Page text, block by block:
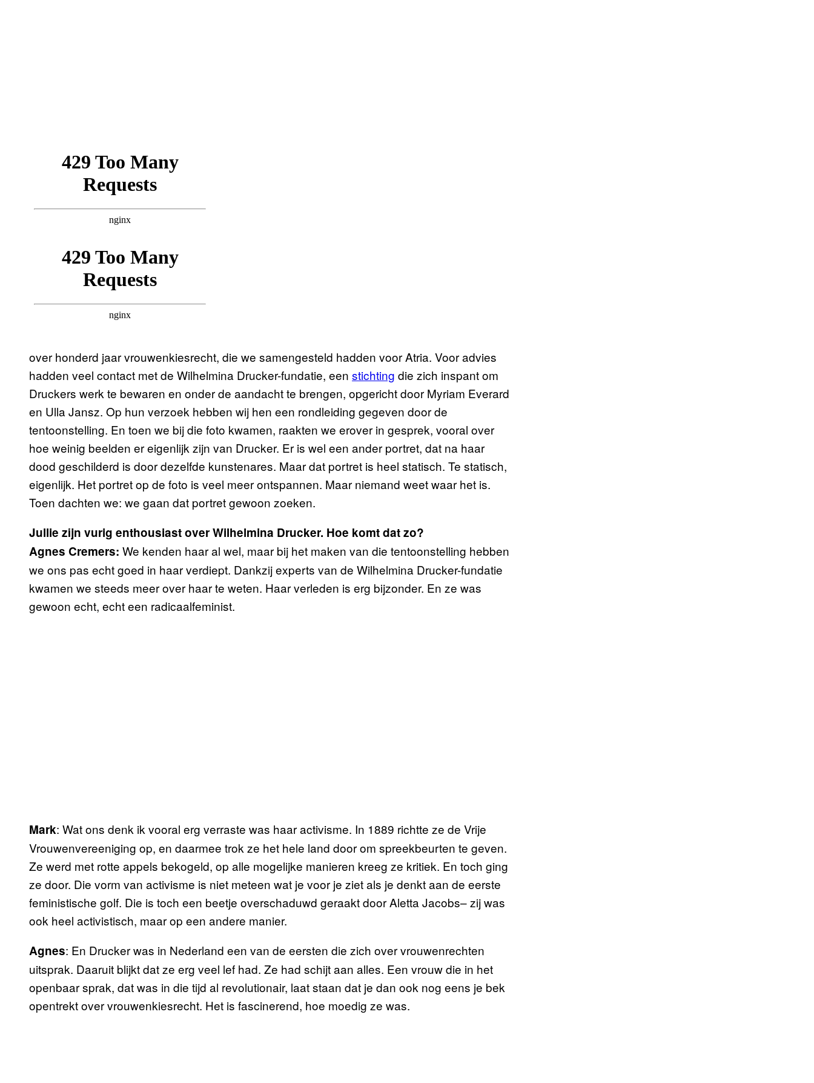
over honderd jaar vrouwenkiesrecht, die we samengesteld hadden voor Atria. Voor advies
hadden veel contact met de Wilhelmina Drucker-fundatie, een stichting die zich inspant om
Druckers werk te bewaren en onder de aandacht te brengen, opgericht door Myriam Everard
en Ulla Jansz. Op hun verzoek hebben wij hen een rondleiding gegeven door de
tentoonstelling. En toen we bij die foto kwamen, raakten we erover in gesprek, vooral over
hoe weinig beelden er eigenlijk zijn van Drucker. Er is wel een ander portret, dat na haar
dood geschilderd is door dezelfde kunstenares. Maar dat portret is heel statisch. Te statisch,
eigenlijk. Het portret op de foto is veel meer ontspannen. Maar niemand weet waar het is.
Toen dachten we: we gaan dat portret gewoon zoeken.
Jullie zijn vurig enthousiast over Wilhelmina Drucker. Hoe komt dat zo?
Agnes Cremers: We kenden haar al wel, maar bij het maken van die tentoonstelling hebben
we ons pas echt goed in haar verdiept. Dankzij experts van de Wilhelmina Drucker-fundatie
kwamen we steeds meer over haar te weten. Haar verleden is erg bijzonder. En ze was
gewoon echt, echt een radicaalfeminist.
Mark: Wat ons denk ik vooral erg verraste was haar activisme. In 1889 richtte ze de Vrije
Vrouwenvereeniging op, en daarmee trok ze het hele land door om spreekbeurten te geven.
Ze werd met rotte appels bekogeld, op alle mogelijke manieren kreeg ze kritiek. En toch ging
ze door. Die vorm van activisme is niet meteen wat je voor je ziet als je denkt aan de eerste
feministische golf. Die is toch een beetje overschaduwd geraakt door Aletta Jacobs– zij was
ook heel activistisch, maar op een andere manier.
Agnes: En Drucker was in Nederland een van de eersten die zich over vrouwenrechten
uitsprak. Daaruit blijkt dat ze erg veel lef had. Ze had schijt aan alles. Een vrouw die in het
openbaar sprak, dat was in die tijd al revolutionair, laat staan dat je dan ook nog eens je bek
opentrekt over vrouwenkiesrecht. Het is fascinerend, hoe moedig ze was.